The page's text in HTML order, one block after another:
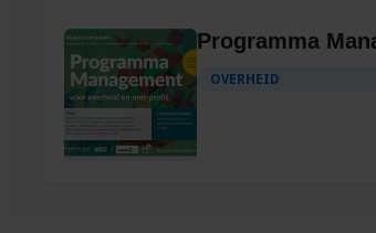
Programma
OVERHEID